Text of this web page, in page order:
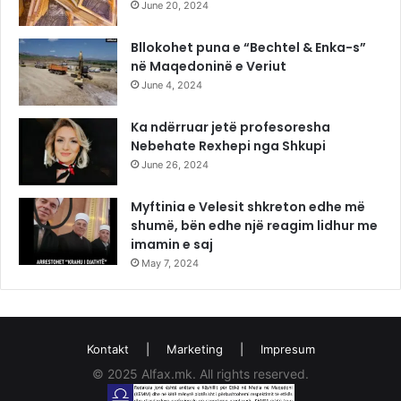
June 20, 2024
Bllokohet puna e “Bechtel & Enka-s”
në Maqedoninë e Veriut
June 4, 2024
Ka ndërruar jetë profesoresha
Nebehate Rexhepi nga Shkupi
June 26, 2024
Myftinia e Velesit shkreton edhe më
shumë, bën edhe një reagim lidhur me
imamin e saj
May 7, 2024
Kontakt Marketing Impresum
© 2025 Alfax.mk. All rights reserved.